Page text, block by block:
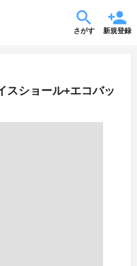
さがす 新規登録
スショール+エコバッ